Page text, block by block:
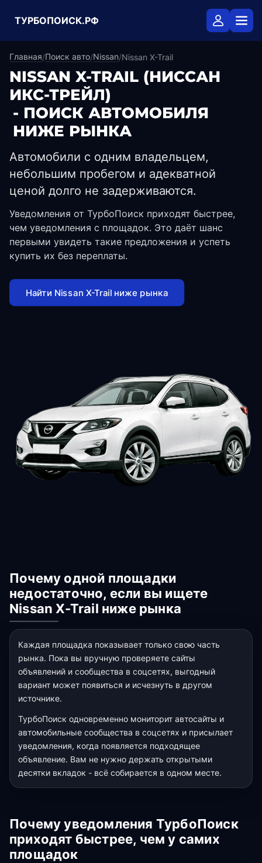
ТУРБОПОИСК.РФ
Главная/Поиск авто/Nissan/Nissan X-Trail
NISSAN X-TRAIL (НИССАН
ИКС-ТРЕЙЛ)
- ПОИСК АВТОМОБИЛЯ
НИЖЕ РЫНКА
Автомобили с одним владельцем,
небольшим пробегом и адекватной
ценой долго не задерживаются.
Уведомления от ТурбоПоиск приходят быстрее,
чем уведомления с площадок. Это даёт шанс
первыми увидеть такие предложения и успеть
купить их без переплаты.
Найти Nissan X-Trail ниже рынка
Почему одной площадки
недостаточно, если вы ищете
Nissan X-Trail ниже рынка
Каждая площадка показывает только свою часть
рынка. Пока вы вручную проверяете сайты
объявлений и сообщества в соцсетях, выгодный
вариант может появиться и исчезнуть в другом
источнике.
ТурбоПоиск одновременно мониторит автосайты и
автомобильные сообщества в соцсетях и присылает
уведомления, когда появляется подходящее
объявление. Вам не нужно держать открытыми
десятки вкладок - всё собирается в одном месте.
Почему уведомления ТурбоПоиск
приходят быстрее, чем у самих
площадок